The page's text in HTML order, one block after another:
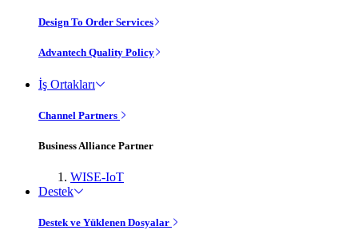
Design To Order Services
Advantech Quality Policy
İş Ortakları
Channel Partners
Business Alliance Partner
WISE-IoT
Destek
Destek ve Yüklenen Dosyalar